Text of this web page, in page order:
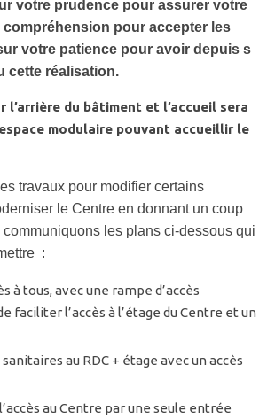
votre prudence pour assurer votre
pour accepter les
votre patience pour avoir depuis s
cette réalisation.
l’arrière du bâtiment et l’accueil sera
modulaire pouvant accueillir le
travaux pour modifier certains
le Centre en donnant un coup
les plans ci-dessous qui
:
à tous, avec une rampe d’accès
faciliter l’accès à l’étage du Centre et un
au RDC + étage avec un accès
au Centre par une seule entrée